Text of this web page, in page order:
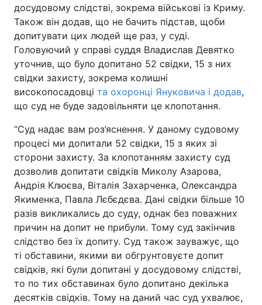
досудовому слідстві, зокрема військові із Криму.
Також він додав, що не бачить підстав, щоби
допитувати цих людей ще раз, у суді.
Головуючий у справі суддя Владислав Девятко
уточнив, що було допитано 52 свідки, 15 з них
свідки захисту, зокрема колишні
високопосадовці та охоронці Януковича і додав,
що суд не буде задовільняти це клопотання.
“Суд надає вам роз’яснення. У даному судовому
процесі ми допитали 52 свідки, 15 з яких зі
сторони захисту. За клопотанням захисту суд
дозволив допитати свідків Миколу Азарова,
Андрія Клюєва, Віталія Захарченка, Олександра
Якименка, Павла Лєбєдєва. Дані свідки більше 10
разів викликались до суду, однак без поважних
причин на допит не прибули. Тому суд закінчив
слідство без їх допиту. Суд також зауважує, що
ті обставини, якими ви обгрунтовуєте допит
свідків, які були допитані у досудовому слідстві,
то по тих обставинах було допитано декілька
десятків свідків. Тому на даний час суд ухвалює,